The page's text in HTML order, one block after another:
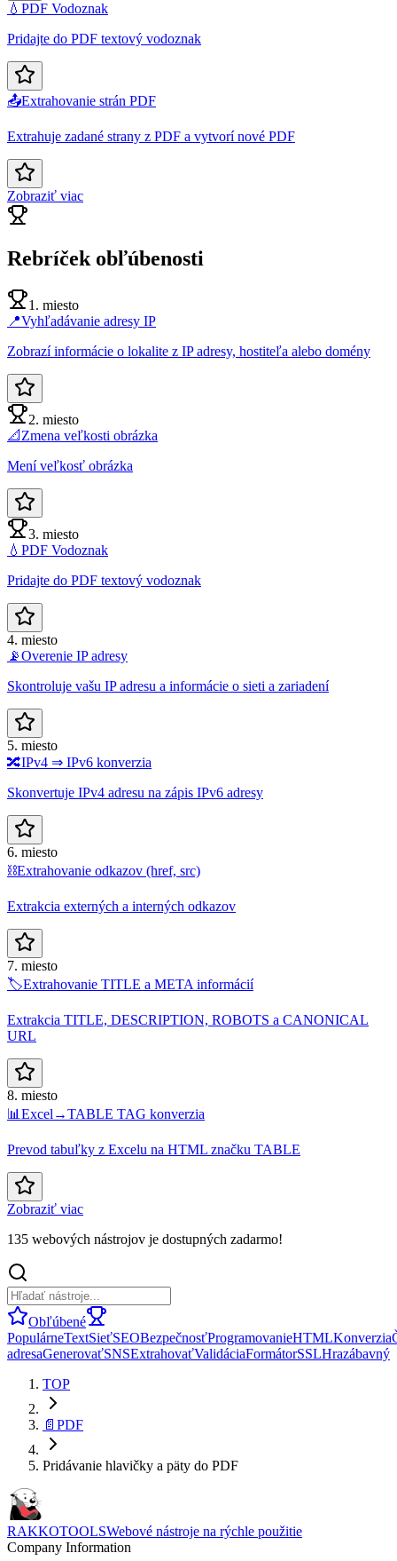
💧 PDF Vodoznak
Pridajte do PDF textový vodoznak
📤Extrahovanie strán PDF
Extrahuje zadané strany z PDF a vytvorí nové PDF
Zobraziť viac
Rebríček obľúbenosti
1. miesto
📍Vyhľadávanie adresy IP
Zobrazí informácie o lokalite z IP adresy, hostiteľa alebo domény
2. miesto
📐 Zmena veľkosti obrázka
Mení veľkosť obrázka
3. miesto
💧 PDF Vodoznak
Pridajte do PDF textový vodoznak
4. miesto
📡Overenie IP adresy
Skontroluje vašu IP adresu a informácie o sieti a zariadení
5. miesto
🔀IPv4 ⇒ IPv6 konverzia
Skonvertuje IPv4 adresu na zápis IPv6 adresy
6. miesto
⛓️Extrahovanie odkazov (href, src)
Extrakcia externých a interných odkazov
7. miesto
🏷️Extrahovanie TITLE a META informácií
Extrakcia TITLE, DESCRIPTION, ROBOTS a CANONICAL
URL
8. miesto
📊 Excel→TABLE TAG konverzia
Prevod tabuľky z Excelu na HTML značku TABLE
Zobraziť viac
135 webových nástrojov je dostupných zadarmo!
Obľúbené
PopulárneTextSieťSEOBezpečnosťProgramovanieHTMLKonverzia
adresaGenerovaťSNSExtrahovaťValidáciaFormátorSSLHrazábavný
TOP
📄 PDF
Pridávanie hlavičky a päty do PDF
RAKKOTOOLSWebové nástroje na rýchle použitie
Company Information